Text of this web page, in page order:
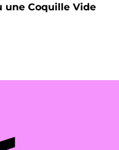
une Coquille Vide